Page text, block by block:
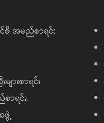
စီ အမည်စာရင်း
ားစာရင်း
ာရင်း
ဖွဲ့